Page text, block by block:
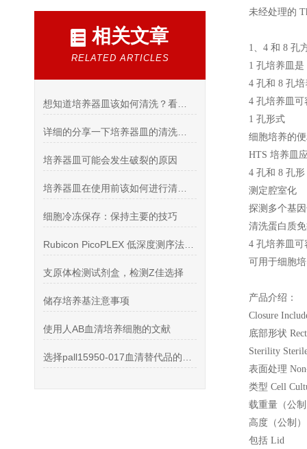
相关文章
RELATED ARTICLES
培养器皿可能会发生破裂的原因
细胞冷冻保存：保持主要的技巧
支原体检测试剂盒，检测Z佳选择
储存培养基注意事项
使用人AB血清培养细胞的文献
未经处理的
1、4 和 8 孔
1 孔培养皿是
4 孔和 8 孔
4 孔培养皿可
1 孔形式
细胞培养的
HTS 培养皿
4 孔和 8 孔形
测定腔室化
探测多个基
清洗蛋白质
4 孔培养皿可
可用于细胞
产品介绍：
Closure
底部形状
Sterility
表面处理
类型 Cell
载重量（公
高度（公制
包括 Lid